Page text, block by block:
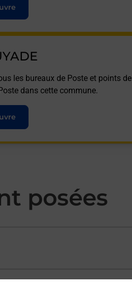
les bureaux de Poste et points de
dans cette commune.
posées